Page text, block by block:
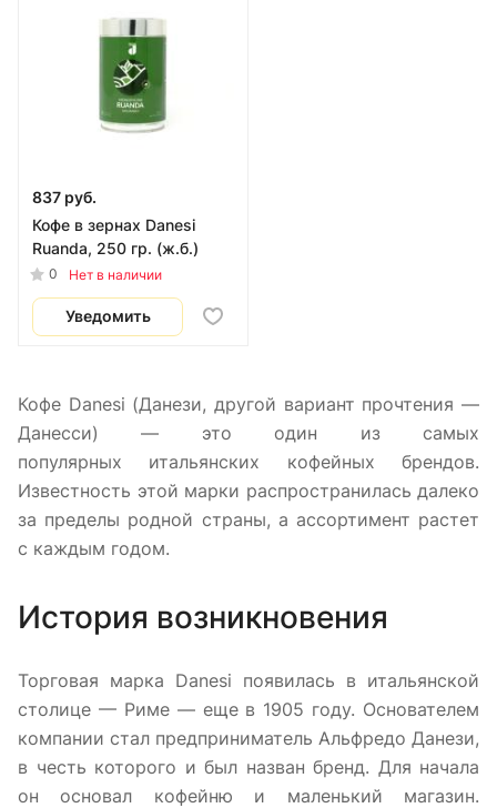
837 руб.
Кофе в зернах Danesi
Ruanda, 250 гр. (ж.б.)
0 Нет в наличии
Уведомить
Кофе Danesi (Данези, другой вариант прочтения —
Данесси) — это один из самых
популярных итальянских кофейных брендов.
Известность этой марки распространилась далеко
за пределы родной страны, а ассортимент растет
с каждым годом.
История возникновения
Торговая марка Danesi появилась в итальянской
столице — Риме — еще в 1905 году. Основателем
компании стал предприниматель Альфредо Данези,
в честь которого и был назван бренд. Для начала
он основал кофейню и маленький магазин.